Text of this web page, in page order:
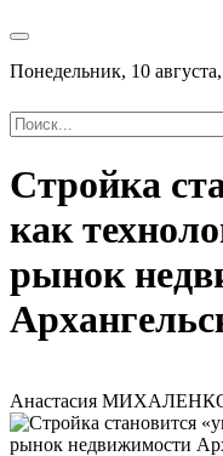
Понедельник, 10
Стройка
как
рынок
Анастасия МИХАЛЕНКО